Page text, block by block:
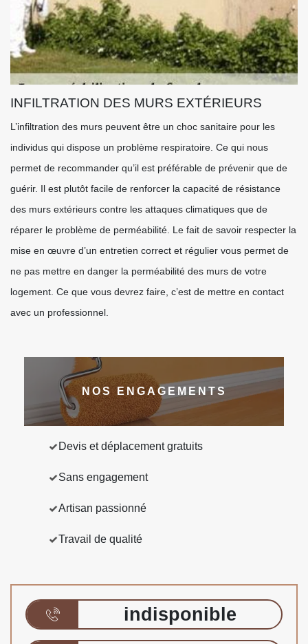
INFILTRATION DES MURS EXTÉRIEURS
L’infiltration des murs peuvent être un choc sanitaire pour les
individus qui dispose un problème respiratoire. Ce qui nous
permet de recommander qu’il est préférable de prévenir que de
guérir. Il est plutôt facile de renforcer la capacité de résistance
des murs extérieurs contre les attaques climatiques que de
réparer le problème de perméabilité. Le fait de savoir respecter la
mise en œuvre d’un entretien correct et régulier vous permet de
ne pas mettre en danger la perméabilité des murs de votre
logement. Ce que vous devrez faire, c’est de mettre en contact
avec un professionnel.
NOS ENGAGEMENTS
Devis et déplacement gratuits
Sans engagement
Artisan passionné
Travail de qualité
indisponible